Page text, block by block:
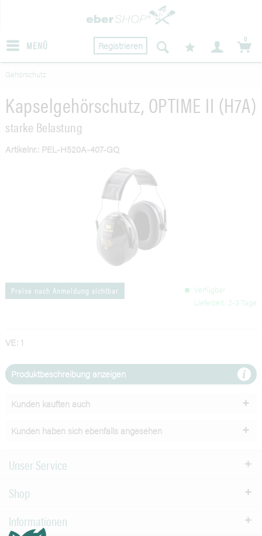
MENÜ Registrieren
0
Gehörschutz
Kapselgehörschutz, OPTIME II (H7A)
starke Belastung
Artikelnr.: PEL-H520A-407-GQ
Preise nach Anmeldung sichtbar
Verfügbar
Lieferzeit: 2-3 Tage
VE: 1
Produktbeschreibung anzeigen
Kunden kauften auch
Kunden haben sich ebenfalls angesehen
Unser Service
Shop
Informationen